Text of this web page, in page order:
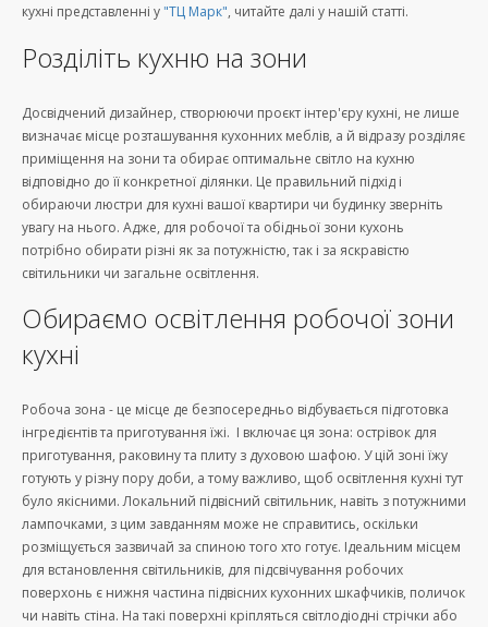
кухні представленні у "ТЦ Марк", читайте далі у нашій статті.
Розділіть кухню на зони
Досвідчений дизайнер, створюючи проєкт інтер'єру кухні, не лише
визначає місце розташування кухонних меблів, а й відразу розділяє
приміщення на зони та обирає оптимальне світло на кухню
відповідно до її конкретної ділянки. Це правильний підхід і
обираючи люстри для кухні вашої квартири чи будинку зверніть
увагу на нього. Адже, для робочої та обідньої зони кухонь
потрібно обирати різні як за потужністю, так і за яскравістю
світильники чи загальне освітлення.
Обираємо освітлення робочої зони
кухні
Робоча зона - це місце де безпосередньо відбувається підготовка
інгредієнтів та приготування їжі. І включає ця зона: острівок для
приготування, раковину та плиту з духовою шафою. У цій зоні їжу
готують у різну пору доби, а тому важливо, щоб освітлення кухні тут
було якісними. Локальний підвісний світильник, навіть з потужними
лампочками, з цим завданням може не справитись, оскільки
розміщується зазвичай за спиною того хто готує. Ідеальним місцем
для встановлення світильників, для підсвічування робочих
поверхонь є нижня частина підвісних кухонних шкафчиків, поличок
чи навіть стіна. На такі поверхні кріпляться світлодіодні стрічки або